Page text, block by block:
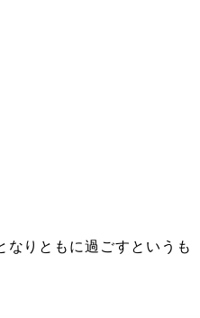
りともに過ごすというも